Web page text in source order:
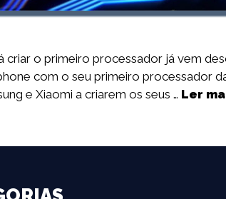
criar o primeiro processador já vem
com o seu primeiro processador
e Xiaomi a criarem os seus … Ler